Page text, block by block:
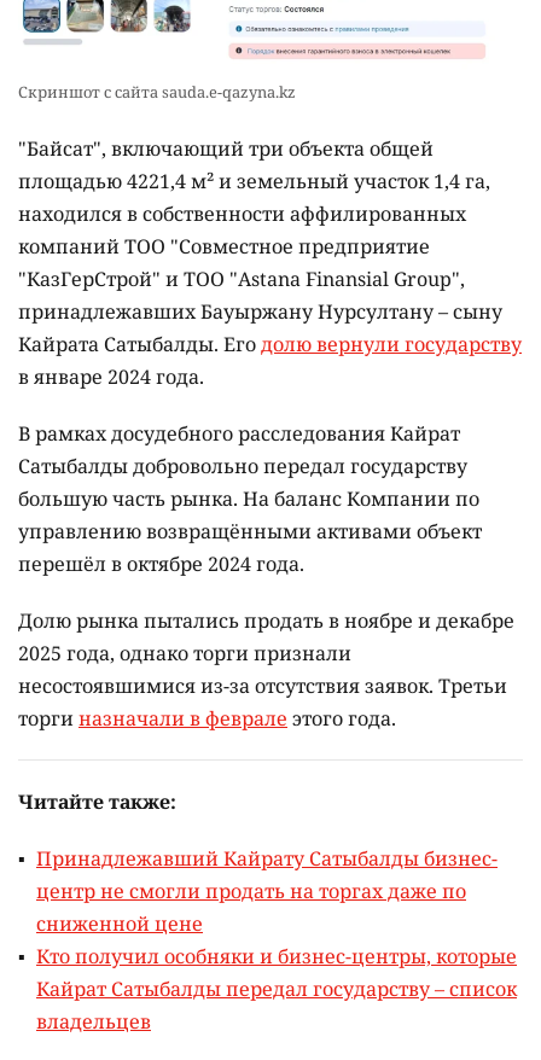
Скриншот с сайта sauda.e-qazyna.kz
"Байсат", включающий три объекта общей
площадью 4221,4 м² и земельный участок 1,4 га,
находился в собственности аффилированных
компаний ТОО "Совместное предприятие
"КазГерСтрой" и ТОО "Astana Finansial Group",
принадлежавших Бауыржану Нурсултану – сыну
Кайрата Сатыбалды. Егодолю вернули государству
в январе 2024 года.
В рамках досудебного расследования Кайрат
Сатыбалды добровольно передал государству
большую часть рынка. На баланс Компании по
управлению возвращёнными активами объект
перешёл в октябре 2024 года.
Долю рынка пытались продать в ноябре и декабре
2025 года, однако торги признали
несостоявшимися из-за отсутствия заявок. Третьи
торгиназначали в феврале этого года.
Читайте также:
Принадлежавший Кайрату Сатыбалды бизнес-
центр не смогли продать на торгах даже по
сниженной цене
Кто получил особняки и бизнес-центры, которые
Кайрат Сатыбалды передал государству – список
владельцев